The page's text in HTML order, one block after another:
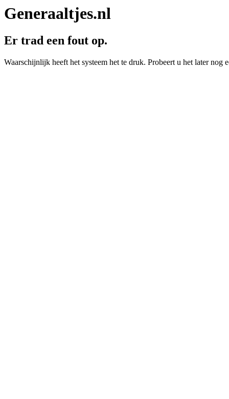
Generaaltjes.nl
Er trad een fout op.
Waarschijnlijk heeft het systeem het te druk. Probeert u het later nog